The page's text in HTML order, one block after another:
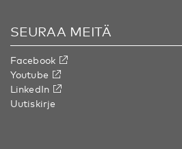
SEURAA MEITÄ
Facebook
Youtube
LinkedIn
Uutiskirje